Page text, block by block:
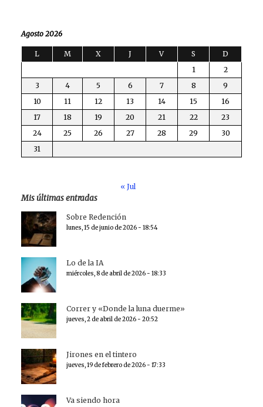
Agosto 2026
L M X J V S
D
1
2
3
4 5 6 7 8
9
10
11 12 13 14 15
16
17
18 19 20 21 22
23
24
25 26 27 28 29
30
31
« Jul
Mis últimas entradas
Sobre Redención
lunes, 15 de junio de 2026 - 18:54
Lo de la IA
miércoles, 8 de abril de 2026 - 18:33
Correr y «Donde la luna duerme»
jueves, 2 de abril de 2026 - 20:52
Jirones en el tintero
jueves, 19 de febrero de 2026 - 17:33
Va siendo hora